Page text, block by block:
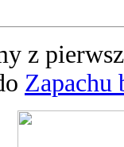
z
Zapachu